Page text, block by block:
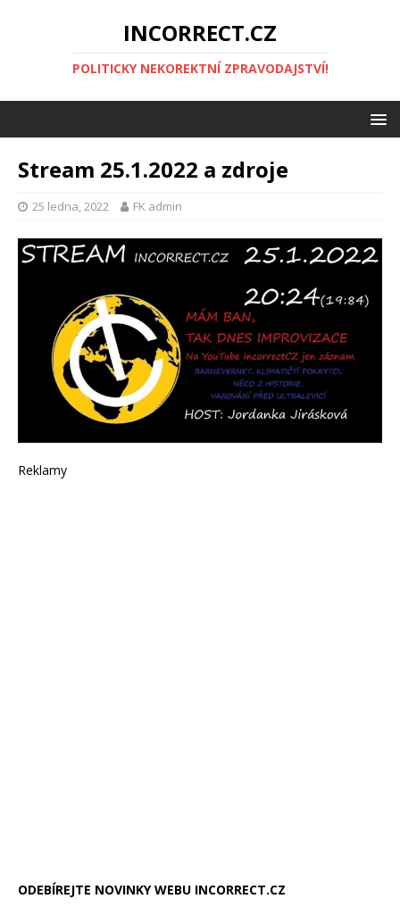
INCORRECT.CZ
POLITICKY NEKOREKTNÍ ZPRAVODAJSTVÍ!
Stream 25.1.2022 a zdroje
25 ledna, 2022 FK admin
Reklamy
ODEBÍREJTE NOVINKY WEBU INCORRECT.CZ